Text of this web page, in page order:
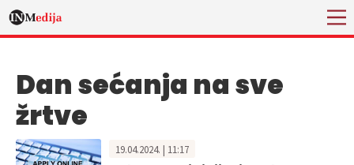
Dan sećanja na sve
žrtve
19.04.2024. | 11:17